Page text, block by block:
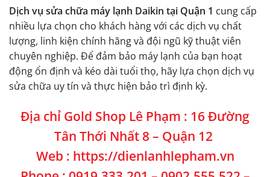
Dịch vụ sửa chữa máy lạnh Daikin tại Quận 1 cung cấp
nhiều lựa chọn cho khách hàng với các dịch vụ chất
lượng, linh kiện chính hãng và đội ngũ kỹ thuật viên
chuyên nghiệp. Để đảm bảo máy lạnh của bạn hoạt
động ổn định và kéo dài tuổi thọ, hãy lựa chọn dịch vụ
sửa chữa uy tín và thực hiện bảo trì định kỳ.
Địa chỉ Gold Shop Lê Phạm : 16 Đường
Tân Thới Nhất 8 – Quận 12
Web : https://dienlanhlepham.vn